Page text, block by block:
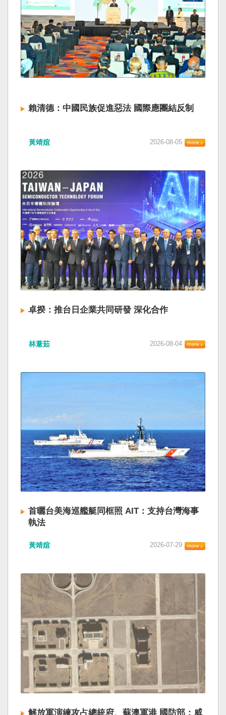
賴清德：中國民族促進惡法 國際應團結反制
黃靖媗 2026-08-05
卓揆：推台日企業共同研發 深化合作
林薏茹 2026-08-04
首曬台美海巡艦艇同框照 AIT：支持台灣海事
執法
黃靖媗 2026-07-29
解放軍演練攻占總統府、蘇澳軍港 國防部：威